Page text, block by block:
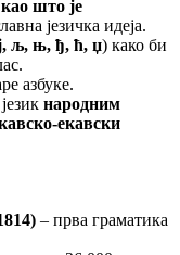
што је
језичка идеја.
љ, њ, ђ, ћ, џ) како би
азбуке.
народним
екавски
– прва граматика